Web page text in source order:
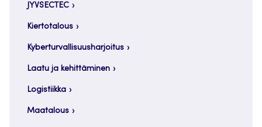
JYVSECTEC
Kiertotalous
Kyberturvallisuusharjoitus
Laatu ja kehittäminen
Logistiikka
Maatalous